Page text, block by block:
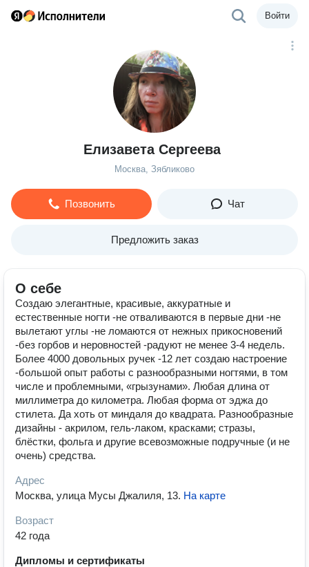
Войти
Елизавета Сергеева
Москва, Зябликово
Позвонить Чат
Предложить заказ
О себе
Создаю элегантные, красивые, аккуратные и
естественные ногти -не отваливаются в первые дни -не
вылетают углы -не ломаются от нежных прикосновений
-без горбов и неровностей -радуют не менее 3-4 недель.
Более 4000 довольных ручек -12 лет создаю настроение
-большой опыт работы с разнообразными ногтями, в том
числе и проблемными, «грызунами». Любая длина от
миллиметра до километра. Любая форма от эджа до
стилета. Да хоть от миндаля до квадрата. Разнообразные
дизайны - акрилом, гель-лаком, красками; стразы,
блёстки, фольга и другие всевозможные подручные (и не
очень) средства.
Адрес
Москва, улица Мусы Джалиля, 13. На карте
Возраст
42 года
Дипломы и сертификаты